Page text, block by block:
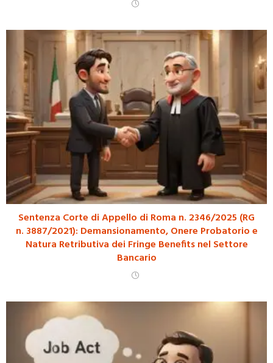
Sentenza Corte di Appello di Roma n. 2346/2025 (RG
n. 3887/2021): Demansionamento, Onere Probatorio e
Natura Retributiva dei Fringe Benefits nel Settore
Bancario